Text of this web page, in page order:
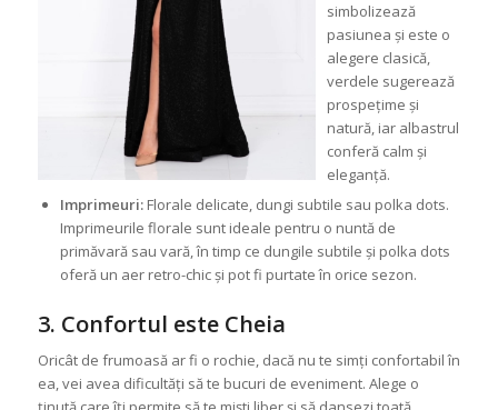
simbolizează
pasiunea și este o
alegere clasică,
verdele sugerează
prospețime și
natură, iar albastrul
conferă calm și
eleganță.
Imprimeuri:Florale delicate, dungi subtile sau polka dots.
Imprimeurile florale sunt ideale pentru o nuntă de
primăvară sau vară, în timp ce dungile subtile și polka dots
oferă un aer retro-chic și pot fi purtate în orice sezon.
3. Confortul este Cheia
Oricât de frumoasă ar fi o rochie, dacă nu te simți confortabil în
ea, vei avea dificultăți să te bucuri de eveniment. Alege o